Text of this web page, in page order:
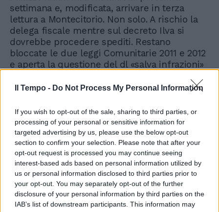
Il Tempo - Do Not Process My Personal Information
If you wish to opt-out of the sale, sharing to third parties, or
processing of your personal or sensitive information for
targeted advertising by us, please use the below opt-out
section to confirm your selection. Please note that after your
opt-out request is processed you may continue seeing
interest-based ads based on personal information utilized by
us or personal information disclosed to third parties prior to
your opt-out. You may separately opt-out of the further
disclosure of your personal information by third parties on the
IAB’s list of downstream participants. This information may
settimana e, modificata, arrivare in terza
lettura a Montecitorio. Non solo. A rischio la
delega fiscale mentre sul decreto Ilva si
dovrebbe procedere spediti. Restano
bloccate le due leggi Comunitarie 2011 e 2012
e aperta la questione del dl «salva infrazioni»
potrebbe concludere entro il 27-28 dicembre
che include anche i pareri obbligatori ma non
vincolati che le Camere devono dare sul
decreto che stabilisce l'incandidabilità dei
condannati.